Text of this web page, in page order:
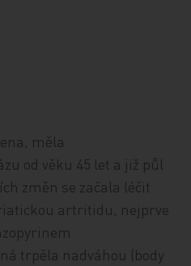
měla
od věku 45 let a již půl
změn se začala léčit
artritidu, nejprve
trpěla nadváhou (body